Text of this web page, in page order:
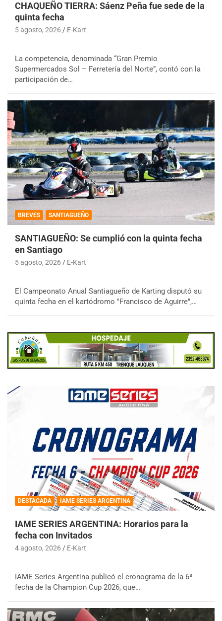
CHAQUEÑO TIERRA: Sáenz Peña fue sede de la
quinta fecha
5 agosto, 2026 E-Kart
La competencia, denominada “Gran Premio
Supermercados Sol – Ferretería del Norte”, contó con la
participación de…
BREVES SANTIAGUEÑO
SANTIAGUEÑO: Se cumplió con la quinta fecha
en Santiago
5 agosto, 2026 E-Kart
El Campeonato Anual Santiagueño de Karting disputó su
quinta fecha en el kartódromo "Francisco de Aguirre",…
DESTACADA IAME SERIES ARGENTINA
IAME SERIES ARGENTINA: Horarios para la
fecha con Invitados
4 agosto, 2026 E-Kart
IAME Series Argentina publicó el cronograma de la 6ª
fecha de la Champion Cup 2026, que…